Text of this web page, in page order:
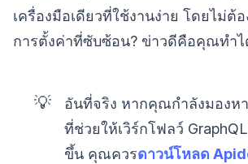
เครื่องมือเดียวที่ใช้งานง่าย โดยไม่ต้
การตั้งค่าที่ซับซ้อน? ข่าวดีคือคุณทำไ
💡
อันที่จริง หากคุณกำลังมองห
ที่ช่วยให้เวิร์กโฟลว์
ขึ้น คุณควรดาวน์โหลด